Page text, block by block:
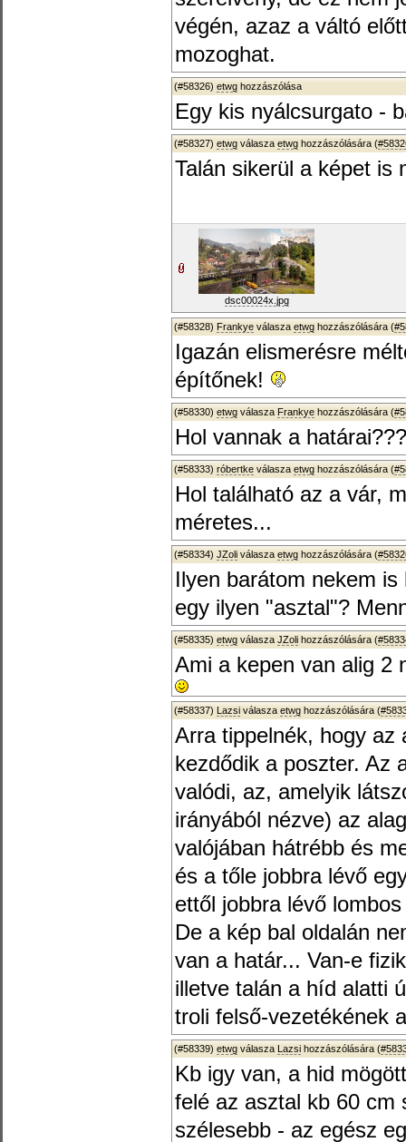
végén, azaz a váltó
mozoghat.
(#58326) etwg hozzászólása
Egy kis nyálcsurgato -
(#58327) etwg válasza etwg hozzászólására (
Talán sikerül a képet is
dsc00024x.jpg
(#58328) Frankye válasza etwg hozzászólására (
Igazán elismerésre
építőnek!
(#58330) etwg válasza Frankye hozzászólására (
Hol vannak a
(#58333) róbertke válasza etwg hozzászólására (
Hol található az a vár,
méretes...
(#58334) JZoli válasza etwg hozzászólására (
Ilyen barátom nekem
egy ilyen "asztal"?
(#58335) etwg válasza JZoli hozzászólására (
Ami a kepen van alig 2
(#58337) Lazsi válasza etwg hozzászólására (
Arra tippelnék, hogy az
kezdődik a poszter. Az
valódi, az, amelyik
irányából nézve) az
valójában hátrébb és
és a tőle jobbra lévő
ettől jobbra lévő
De a kép bal oldalán
van a határ... Van-e
illetve talán a híd alatti
troli felső-vezetékének
(#58339) etwg válasza Lazsi hozzászólására (
Kb igy van, a hid
felé az asztal kb 60 cm
szélesebb - az egész